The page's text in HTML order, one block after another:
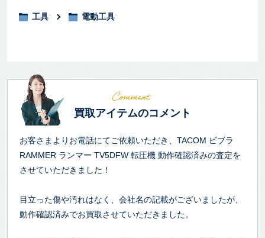
工具 電動工具
買取アイテムのコメント
お客さまよりお電話にてご依頼いただき、TACOM ビブラ
RAMMER ランマー TV5DFW 転圧機 動作確認済みの査定を
させていただきました！
目立った傷や汚れはなく、会社名の記載がございましたが、
動作確認済みでお買取させていただきました。